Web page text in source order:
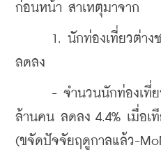
ก่อนหน้า สาเหตุมาจาก
1 . นักท่องเที่ยวต่าง
ลดลง
- จำนวนนักท่องเที่ยว
ล้านคน ลดลง 4.4% เมื่อเ
(ขจัดปัจจัยฤดูกาลแล้ว-